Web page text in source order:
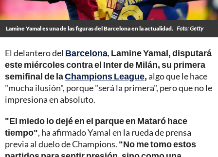
Lamine Yamal es una de las figuras del Barcelona en la actualidad. Foto: Getty
El delantero del Barcelona, Lamine Yamal, disputará
este miércoles contra el Inter de Milán, su primera
semifinal de laChampions League,algo que le hace
"mucha ilusión", porque "será la primera", pero que no le
impresiona en absoluto.
"El miedo lo dejé en el parque en Mataró hace
tiempo", ha afirmado Yamal en la rueda de prensa
previa al duelo de Champions. "No me tomo estos